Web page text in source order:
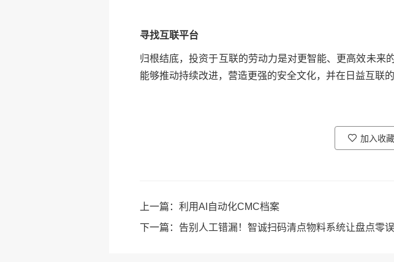
寻找互联平台
归根结底，投资于互联的劳动力是对更智能、更高效未来
能够推动持续改进，营造更强的安全文化，并在日益互联
加入收藏
上一篇： 利用AI自动化CMC档案
下一篇： 告别人工错漏！智诚扫码清点物料系统让盘点零